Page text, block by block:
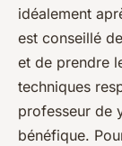
idéalement
est conseillé
et de prendre
techniques
professeur de
bénéfique.